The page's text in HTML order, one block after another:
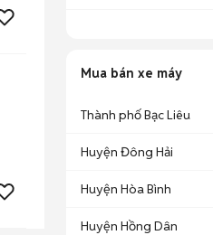
Mua bán xe máy
Thành phố Bạc Liêu
Huyện Đông Hải
Huyện Hòa Bình
Huyện Hồng Dân